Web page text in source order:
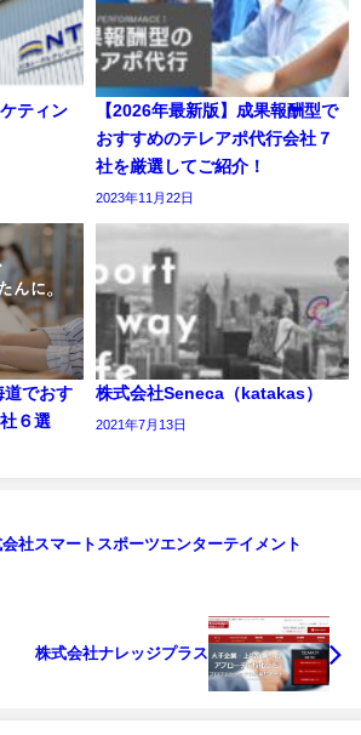
ティン
【2026年最新版】成果報酬型で
おすすめのテレアポ代行会社７
社を厳選してご紹介！
2023年11月22日
道でおす
６選
株式会社Seneca（katakas）
2021年7月13日
社スマートスポーツエンターテイメント
株式会社ナレッジプラス